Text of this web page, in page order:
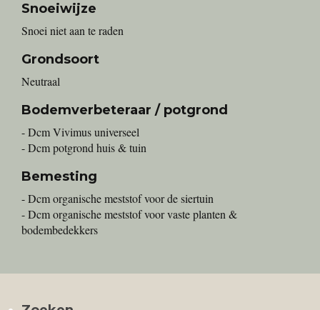
Snoeiwijze
Snoei niet aan te raden
Grondsoort
Neutraal
Bodemverbeteraar / potgrond
- Dcm Vivimus universeel
- Dcm potgrond huis & tuin
Bemesting
- Dcm organische meststof voor de siertuin
- Dcm organische meststof voor vaste planten &
bodembedekkers